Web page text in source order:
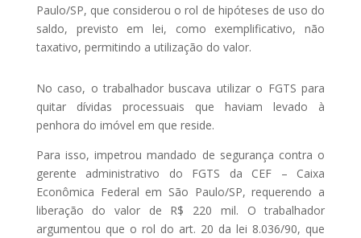
Paulo/SP, que considerou o rol de hipóteses de uso do
saldo, previsto em lei, como exemplificativo, não
taxativo, permitindo a utilização do valor.
No caso, o trabalhador buscava utilizar o FGTS para
quitar dívidas processuais que haviam levado à
penhora do imóvel em que reside.
Para isso, impetrou mandado de segurança contra o
gerente administrativo do FGTS da CEF – Caixa
Econômica Federal em São Paulo/SP, requerendo a
liberação do valor de R$ 220 mil. O trabalhador
argumentou que o rol do art. 20 da lei 8.036/90, que